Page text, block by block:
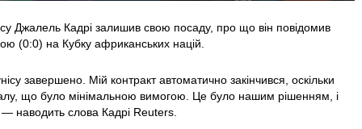
Джалель Кадрі залишив свою посаду, про що він повідомив
(0:0) на Кубку африканських націй.
завершено. Мій контракт автоматично закінчився, оскільки
що було мінімальною вимогою. Це було нашим рішенням, і
наводить слова Кадрі Reuters.